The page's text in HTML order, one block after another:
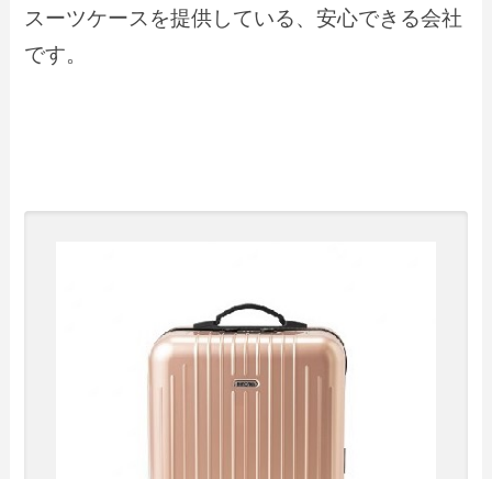
スーツケースを提供している、安心できる会社
です。